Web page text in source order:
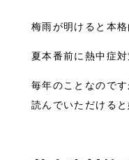
梅雨が明けると本
夏本番前に熱中症対
毎年のことなので
読んでいただける